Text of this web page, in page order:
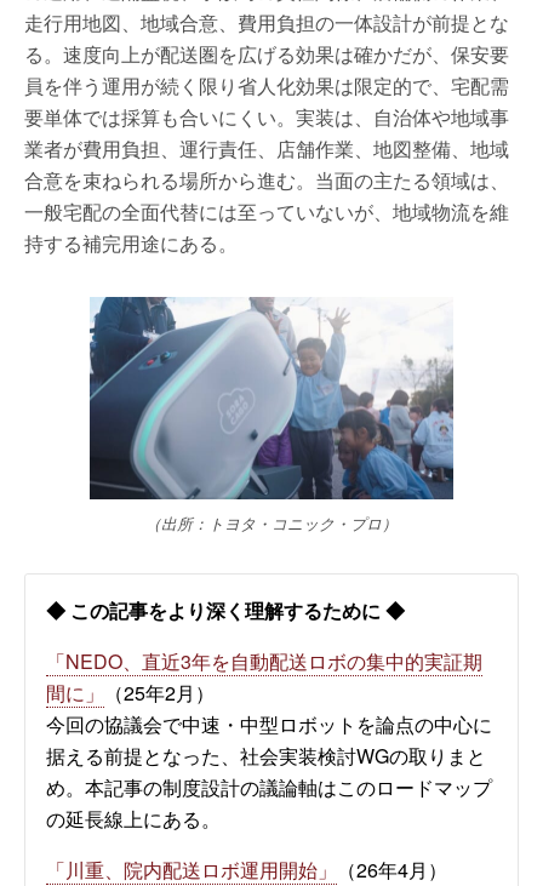
走行用地図、地域合意、費用負担の一体設計が前提とな
る。速度向上が配送圏を広げる効果は確かだが、保安要
員を伴う運用が続く限り省人化効果は限定的で、宅配需
要単体では採算も合いにくい。実装は、自治体や地域事
業者が費用負担、運行責任、店舗作業、地図整備、地域
合意を束ねられる場所から進む。当面の主たる領域は、
一般宅配の全面代替には至っていないが、地域物流を維
持する補完用途にある。
（出所：トヨタ・コニック・プロ）
◆ この記事をより深く理解するために ◆
「NEDO、直近3年を自動配送ロボの集中的実証期
間に」
（25年2月）
今回の協議会で中速・中型ロボットを論点の中心に
据える前提となった、社会実装検討WGの取りまと
め。本記事の制度設計の議論軸はこのロードマップ
の延長線上にある。
「川重、院内配送ロボ運用開始」
（26年4月）